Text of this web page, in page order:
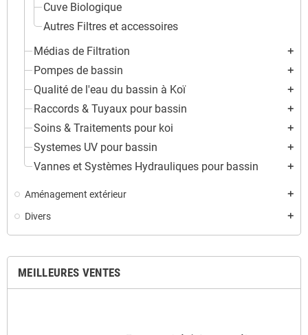
Cuve Biologique
Autres Filtres et accessoires
Médias de Filtration
add
Pompes de bassin add
Qualité de l'eau du bassin à Koï add
Raccords & Tuyaux pour bassin add
Soins & Traitements pour koi add
Systemes UV pour bassin add
Vannes et Systèmes Hydrauliques pour bassin add
Aménagement extérieur add
Divers add
MEILLEURES VENTES